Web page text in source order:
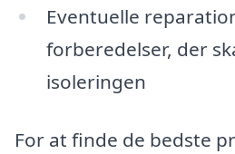
Eventuelle
forberedelser, der
isoleringen
For at finde de bedste